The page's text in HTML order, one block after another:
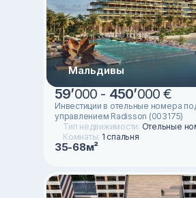
Мальдивы
59’000 - 450’000 €
Инвестиции в отельные номера
управлением Radisson (003175)
Тип недвижимости: Отельные
Комнаты: 1 спальня
35-68м²